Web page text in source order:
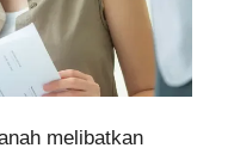
melibatkan